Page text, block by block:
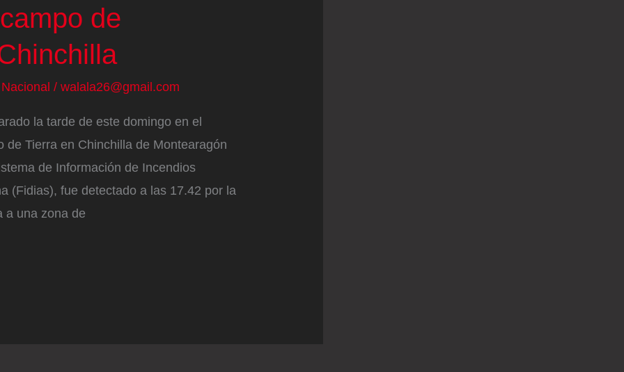
de
Nacional / walala26@gmail.com
la tarde de este domingo en el
de Tierra en Chinchilla de Montearagón
de Información de Incendios
(Fidias), fue detectado a las 17.42 por la
a una zona de